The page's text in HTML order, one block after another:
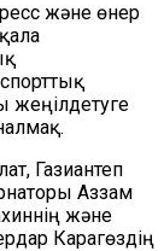
және өнер
жеңілдетуге
Газиантеп
Аззам
және
Карагөздің